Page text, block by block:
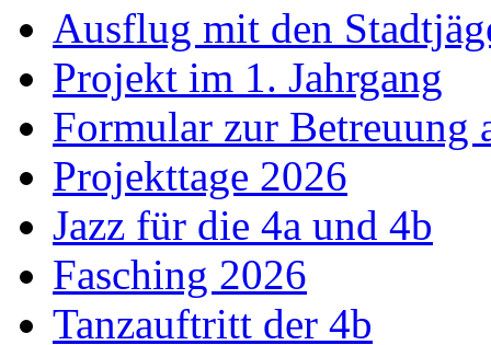
Ausflug mit den
Projekt im 1. Jahrgang
Formular zur Betreuung
Projekttage 2026
Jazz für die 4a und 4b
Fasching 2026
Tanzauftritt der 4b